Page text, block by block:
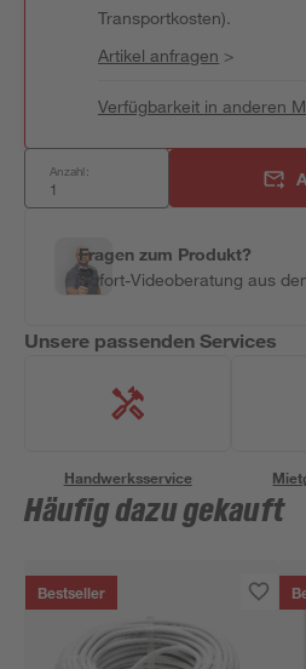
Transportkosten).
Artikel anfragen >
Verfügbarkeit in anderen
Anzahl:
Fragen zum Produkt?
Sofort-Videoberatung aus
Unsere passenden Services
Handwerksservice
Häufig dazu gekauft
Bestseller